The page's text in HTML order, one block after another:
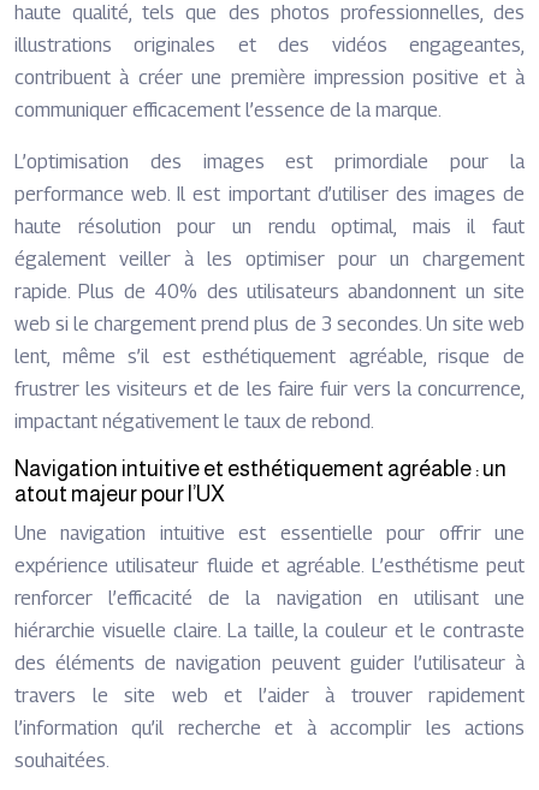
haute qualité, tels que des photos professionnelles, des
illustrations originales et des vidéos engageantes,
contribuent à créer une première impression positive et à
communiquer efficacement l’essence de la marque.
L’optimisation des images est primordiale pour la
performance web. Il est important d’utiliser des images de
haute résolution pour un rendu optimal, mais il faut
également veiller à les optimiser pour un chargement
rapide. Plus de 40% des utilisateurs abandonnent un site
web si le chargement prend plus de 3 secondes. Un site web
lent, même s’il est esthétiquement agréable, risque de
frustrer les visiteurs et de les faire fuir vers la concurrence,
impactant négativement le taux de rebond.
Navigation intuitive et esthétiquement agréable : un
atout majeur pour l’UX
Une navigation intuitive est essentielle pour offrir une
expérience utilisateur fluide et agréable. L’esthétisme peut
renforcer l’efficacité de la navigation en utilisant une
hiérarchie visuelle claire. La taille, la couleur et le contraste
des éléments de navigation peuvent guider l’utilisateur à
travers le site web et l’aider à trouver rapidement
l’information qu’il recherche et à accomplir les actions
souhaitées.